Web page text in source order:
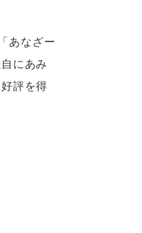
あなざー
にあみ
評を得